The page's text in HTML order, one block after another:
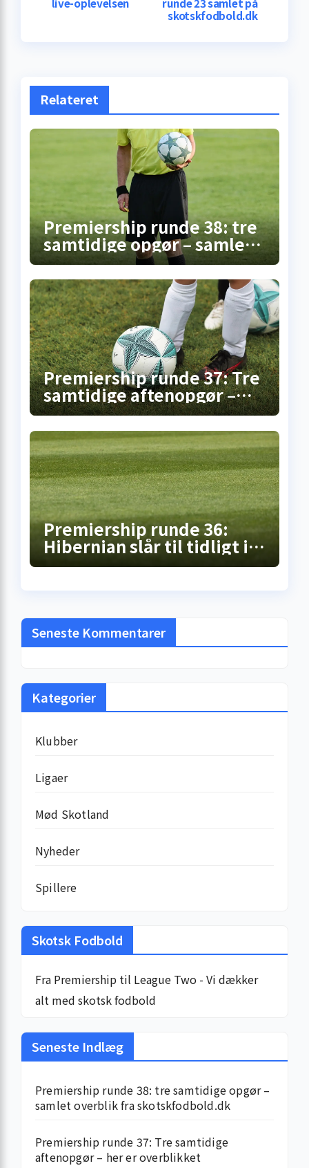
skotskfodbold.dk
Relateret
Premiership runde 38: tre
samtidige opgør – samlet
overblik fra
skotskfodbold.dk
Premiership runde 37: Tre
samtidige aftenopgør –
her er overblikket
Premiership runde 36:
Hibernian slår til tidligt i
Falkirk, pointdeling i
for døren
Seneste Kommentarer
Kategorier
Klubber
Ligaer
Mød Skotland
Nyheder
Spillere
Skotsk Fodbold
Fra Premiership til League Two - Vi dækker
alt med skotsk fodbold
Seneste Indlæg
Premiership runde 38: tre samtidige opgør –
samlet overblik fra skotskfodbold.dk
Premiership runde 37: Tre samtidige
aftenopgør – her er overblikket